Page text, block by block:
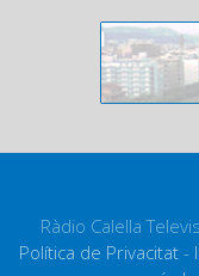
Ràdio Calella
Política de Privacitat -